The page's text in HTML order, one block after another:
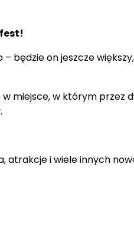
będzie on jeszcze
miejsce, w którym
i wiele innych